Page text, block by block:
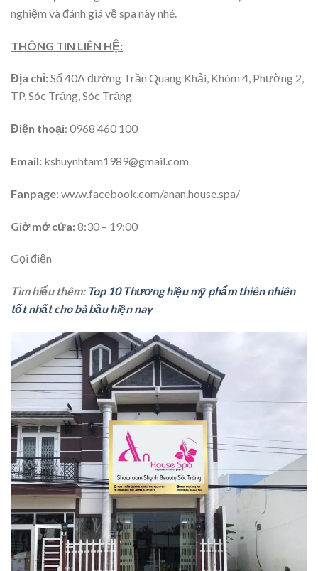
nghiệm và đánh giá về spa này nhé.
THÔNG TIN LIÊN HỆ:
Địa chỉ:Số40A đường Trần Quang Khải, Khóm 4, Phường 2,
TP. Sóc Trăng, Sóc Trăng
Điện thoại: 0968 460 100
Email: kshuynhtam1989@gmail.com
Fanpage: www.facebook.com/anan.house.spa/
Giờ mở cửa:8:30 – 19:00
Gọi điện
Tìm hiểu thêm: Top 10 Thương hiệu mỹ phẩm thiên nhiên
tốt nhất cho bà bầu hiện nay